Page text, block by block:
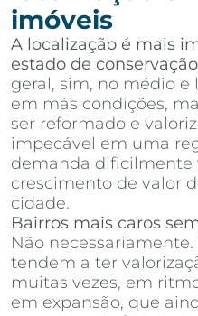
imóveis
A localização é mais
estado de
geral, sim, no médio e
em más condições,
ser reformado e
impecável em uma
demanda dificilmente
crescimento de valor
cidade.
Bairros mais caros
Não
tendem a ter
muitas vezes, em
em expansão, que